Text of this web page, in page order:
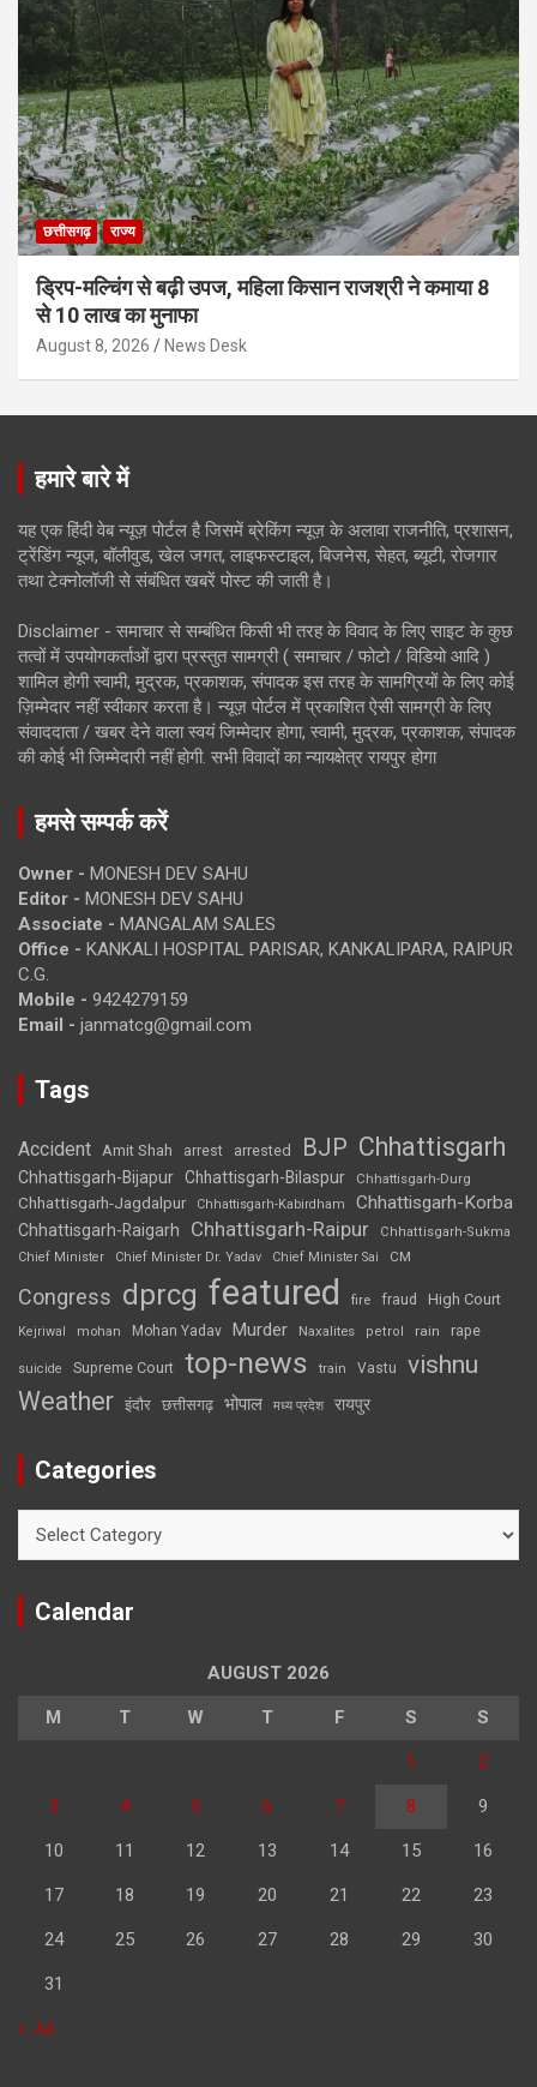
छत्तीसगढ़ राज्य
ड्रिप-मल्चिंग से बढ़ी उपज, महिला किसान राजश्री ने कमाया 8
से 10 लाख का मुनाफा
August 8, 2026 News Desk
हमारे बारे में
यह एक हिंदी वेब न्यूज़ पोर्टल है जिसमें ब्रेकिंग न्यूज़ के अलावा राजनीति, प्रशासन,
ट्रेंडिंग न्यूज, बॉलीवुड, खेल जगत, लाइफस्टाइल, बिजनेस, सेहत, ब्यूटी, रोजगार
तथा टेक्नोलॉजी से संबंधित खबरें पोस्ट की जाती है।
Disclaimer - समाचार से सम्बंधित किसी भी तरह के विवाद के लिए साइट के कुछ
तत्वों में उपयोगकर्ताओं द्वारा प्रस्तुत सामग्री ( समाचार / फोटो / विडियो आदि )
शामिल होगी स्वामी, मुद्रक, प्रकाशक, संपादक इस तरह के सामग्रियों के लिए कोई
ज़िम्मेदार नहीं स्वीकार करता है। न्यूज़ पोर्टल में प्रकाशित ऐसी सामग्री के लिए
संवाददाता / खबर देने वाला स्वयं जिम्मेदार होगा, स्वामी, मुद्रक, प्रकाशक, संपादक
की कोई भी जिम्मेदारी नहीं होगी. सभी विवादों का न्यायक्षेत्र रायपुर होगा
हमसे सम्पर्क करें
Owner - MONESH DEV SAHU
Editor - MONESH DEV SAHU
Associate - MANGALAM SALES
Office - KANKALI HOSPITAL PARISAR, KANKALIPARA, RAIPUR
C.G.
Mobile - 9424279159
Email - janmatcg@gmail.com
Tags
Accident Amit Shah arrest arrested BJP Chhattisgarh
Chhattisgarh-Bijapur Chhattisgarh-Bilaspur Chhattisgarh-Durg
Chhattisgarh-Jagdalpur Chhattisgarh-Kabirdham Chhattisgarh-Korba
Chhattisgarh-Raigarh Chhattisgarh-Raipur
Chhattisgarh-Sukma
Chief Minister
Chief Minister Dr. Yadav Chief Minister Sai CM
Congress dprcg featured fire fraud High Court
Kejriwal mohan Mohan Yadav Murder Naxalites petrol rain rape
suicide Supreme Court top-news train Vastu vishnu
Weather इंदौर छत्तीसगढ़ भोपाल मध्य प्रदेश रायपुर
Categories
Calendar
AUGUST 2026
M T W T F S S
1 2
3 4 5 6 7 8 9
10 11 12 13 14 15 16
17 18 19 20 21 22 23
24 25 26 27 28 29 30
31
« Jul